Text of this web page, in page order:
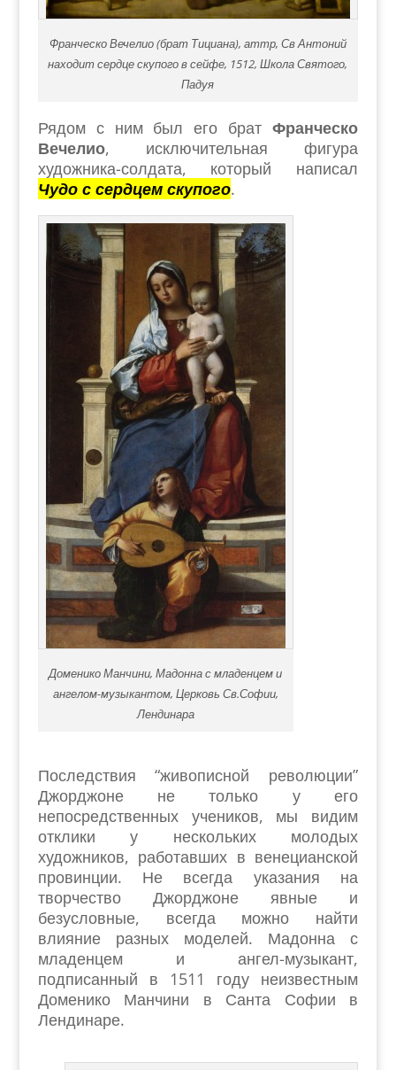
Франческо Вечелио (брат Тициана), аттр, Св Антоний
находит сердце скупого в сейфе, 1512, Школа Святого,
Падуя
Рядом с ним был его братФранческо
Вечелио, исключительная фигура
художника-солдата, который написал
Чудо с сердцем скупого.
Доменико Манчини, Мадонна с младенцем и
ангелом-музыкантом, Церковь Св.Софии,
Лендинара
Последствия “живописной революции”
Джорджоне не только у его
непосредственных учеников, мы видим
отклики у нескольких молодых
художников, работавших в венецианской
провинции. Не всегда указания на
творчество Джорджоне явные и
безусловные, всегда можно найти
влияние разных моделей. Мадонна с
младенцем и ангел-музыкант,
подписанный в 1511 году неизвестным
Доменико Манчини в Санта Софии в
Лендинаре.